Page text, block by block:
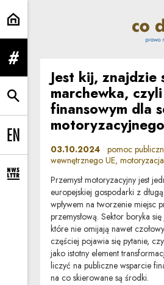
motoryzacja | Co do
rozwiń menu
rozwiń wyszukiwarkę
Change language to EN
rozwiń formularz zapisu na newsletter
Jest kij, znajdzie
marchewka,
finansowym dla
motoryzacyjnego
03.10.2024 pomoc
wewnętrznego UE, motoryzacja
Przemysł motoryzacyjny jest
europejskiej gospodarki z
wpływem na tworzenie miejsc
przemysłową. Sektor boryka
które nie omijają nawet
częściej pojawia się pytanie,
jako istotny element
liczyć na publiczne wsparcie
na co skierowane są środki.